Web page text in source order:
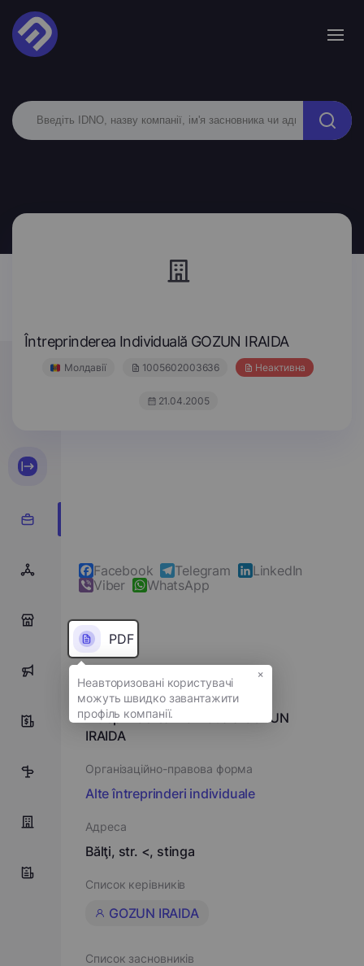
Întreprinderea Individuală GOZUN IRAIDA
Молдавії 1005602003636 Неактивна
21.04.2005
0
6
Facebook Telegram
LinkedIn
Viber
WhatsApp
PDF
Повне ім'я
Întreprinderea Individuală GOZUN
IRAIDA
Організаційно-правова форма
Alte întreprinderi individuale
Адреса
Bălţi, str. <, stinga
Список керівників
GOZUN IRAIDA
Список засновників
×